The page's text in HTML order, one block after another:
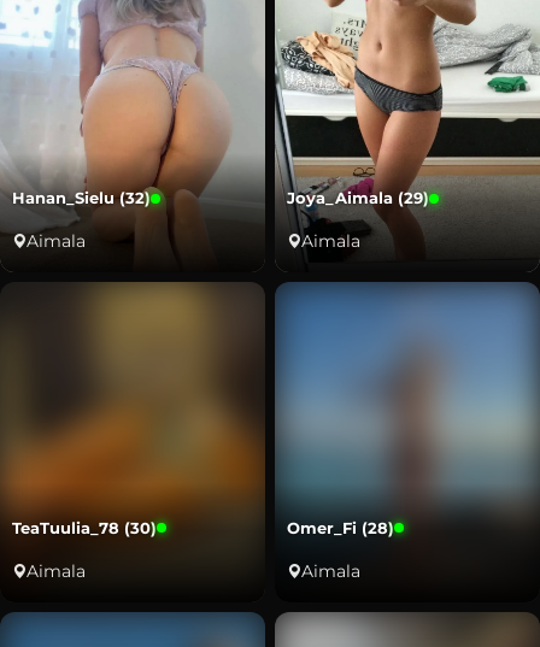
Hanan_Sielu (32)
Aimala
Joya_Aimala (29)
Aimala
TeaTuulia_78 (30)
Aimala
Omer_Fi (28)
Aimala